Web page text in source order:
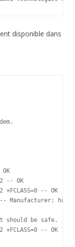
disponible dans
-- OK
+FCLASS=0 -- OK
Manufacturer:
should be safe.
+FCLASS=0 -- OK